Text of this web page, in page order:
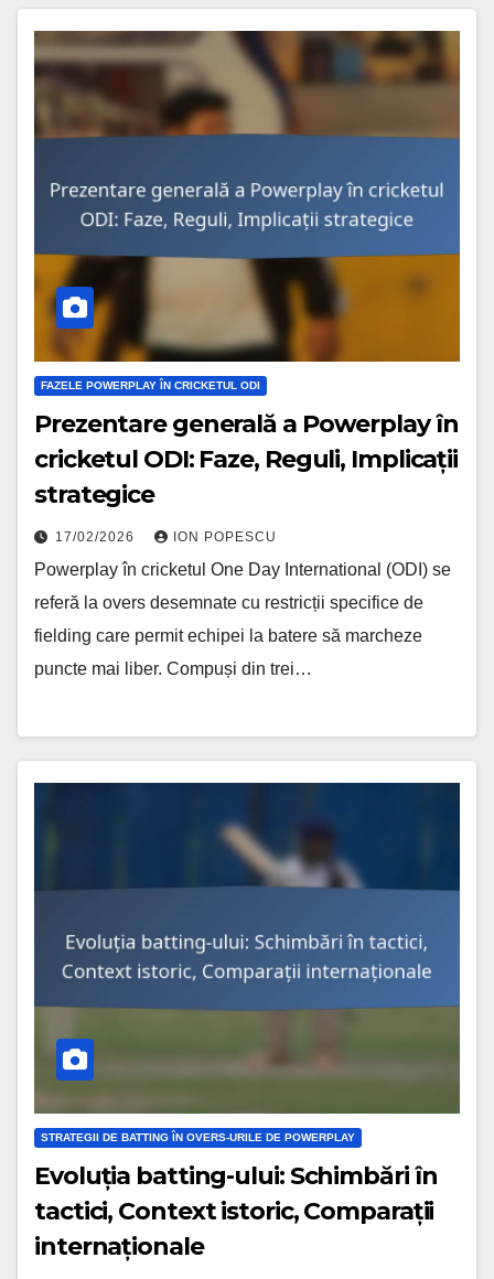
FAZELE POWERPLAY ÎN CRICKETUL ODI
Prezentare generală a Powerplay în
cricketul ODI: Faze, Reguli, Implicații
strategice
17/02/2026 ION POPESCU
Powerplay în cricketul One Day International (ODI) se
referă la overs desemnate cu restricții specifice de
fielding care permit echipei la batere să marcheze
puncte mai liber. Compuși din trei…
STRATEGII DE BATTING ÎN OVERS-URILE DE POWERPLAY
Evoluția batting-ului: Schimbări în
tactici, Context istoric, Comparații
internaționale